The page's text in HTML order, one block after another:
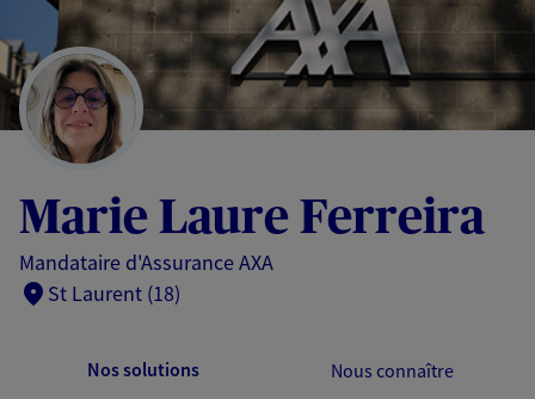
au
pied
de
page
Marie Laure Ferreira
Mandataire d'Assurance AXA
St Laurent (18)
Nos solutions Nous connaître